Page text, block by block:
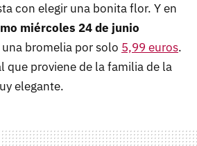
con elegir una bonita flor. Y en
miércoles 24 de junio
bromelia por solo 5,99 euros.
que proviene de la familia de la
elegante.